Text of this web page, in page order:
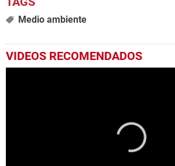
Medio ambiente
VIDEOS RECOMENDADOS